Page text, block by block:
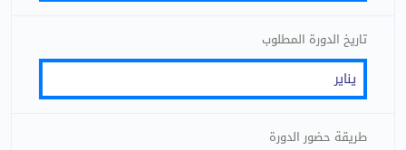
تاريخ الدورة المطلوب
طريقة حضور الدورة